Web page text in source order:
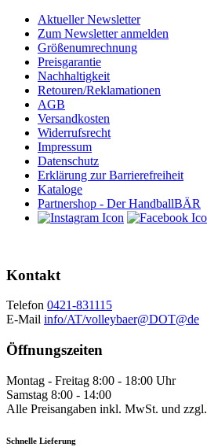
Aktueller Newsletter
Zum Newsletter anmelden
Größenumrechnung
Preisgarantie
Nachhaltigkeit
Retouren/Reklamationen
AGB
Versandkosten
Widerrufsrecht
Impressum
Datenschutz
Erklärung zur Barrierefreiheit
Kataloge
Partnershop - Der HandballBÄR
Kontakt
Telefon 0421-831115
E-Mail info/AT/volleybaer@DOT@de
Öffnungszeiten
Montag - Freitag 8:00 - 18:00 Uhr
Samstag 8:00 - 14:00
Alle Preisangaben inkl. MwSt. und zzgl.
Schnelle Lieferung